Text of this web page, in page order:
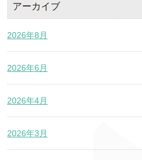
アーカイブ
2026年8月
2026年6月
2026年4月
2026年3月